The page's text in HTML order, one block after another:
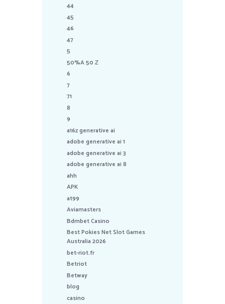
44
45
46
47
5
50%A 50 Z
6
7
71
8
9
a16z generative ai
adobe generative ai 1
adobe generative ai 3
adobe generative ai 8
ahh
APK
at99
Aviamasters
Bdmbet Casino
Best Pokies Net Slot Games
Australia 2026
bet-riot.fr
Betriot
Betway
blog
casino